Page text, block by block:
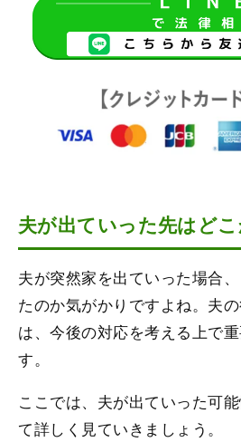
夫が出ていった先はどこ
夫が突然家を出ていった場合
たのか気がかりですよね。夫
は、今後の対応を考える上で
す。
ここでは、夫が出ていった可
て詳しく見ていきましょう。